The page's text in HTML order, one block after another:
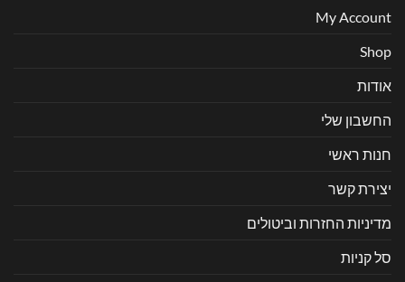
My Account
Shop
אודות
החשבון שלי
חנות ראשי
יצירת קשר
מדיניות החזרות וביטולים
סל קניות